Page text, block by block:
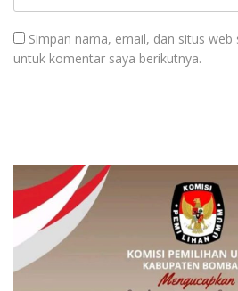
Simpan nama, email, dan situs
untuk komentar saya berikutnya.